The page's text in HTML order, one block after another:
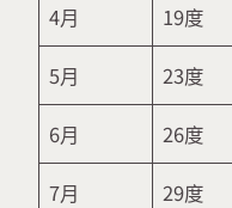
4月 19度
5月 23度
6月 26度
7月 29度